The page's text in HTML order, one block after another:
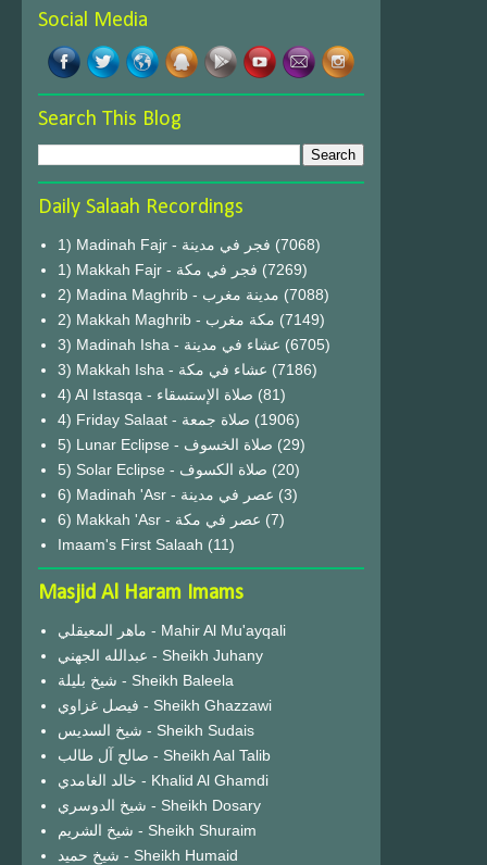
Social Media
Search This Blog
Daily Salaah Recordings
1) Madinah Fajr - فجر في مدينة (7068)
1) Makkah Fajr - فجر في مكة (7269)
2) Madina Maghrib - مدينة مغرب (7088)
2) Makkah Maghrib - مكة مغرب (7149)
3) Madinah Isha - عشاء في مدينة (6705)
3) Makkah Isha - عشاء في مكة (7186)
4) Al Istasqa - صلاة الإستسقاء (81)
4) Friday Salaat - صلاة جمعة (1906)
5) Lunar Eclipse - صلاة الخسوف (29)
(20)
6) Madinah 'Asr - عصر في مدينة (3)
6) Makkah 'Asr - عصر في مكة (7)
Imaam's First Salaah (11)
Masjid Al Haram Imams
ماهر المعيقلي - Mahir Al Mu'ayqali
عبدالله الجهني - Sheikh Juhany
شيخ بليلة - Sheikh Baleela
فيصل غزاوي - Sheikh Ghazzawi
شيخ السديس - Sheikh Sudais
صالح آل طالب - Sheikh Aal Talib
خالد الغامدي - Khalid Al Ghamdi
شيخ الدوسري - Sheikh Dosary
شيخ الشريم - Sheikh Shuraim
شيخ حميد - Sheikh Humaid